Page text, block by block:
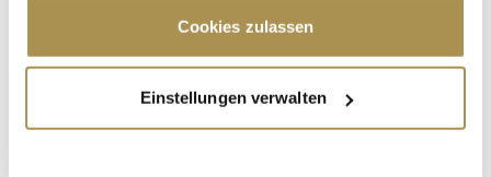
Trigger Symbol ändern oder widerrufen
Informationen über Ihre geografische Lage
erfassen, welche bis auf einige Meter genau sein
Cookies zulassen
Einstellungen verwalten